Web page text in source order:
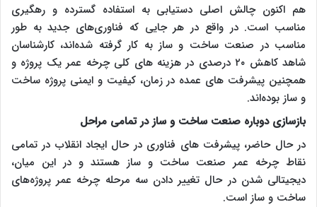
هم اکنون چالش اصلی دستیابی به استفاده گسترده و رهگیری
مناسب است. در واقع در هر جایی که فناوری‌های جدید به طور
مناسب در صنعت ساخت و ساز به کار گرفته شده‌اند، کارشناسان
شاهد کاهش ۲۰ درصدی در هزینه ‌های کلی چرخه عمر یک پروژه و
همچنین پیشرفت‌ های عمده در زمان، کیفیت و ایمنی پروژه ساخت
و ساز بوده‌اند.
بازسازی دوباره صنعت ساخت و ساز در تمامی مراحل
در حال حاضر، پیشرفت ‌های فناوری در حال ایجاد انقلاب در تمامی
نقاط چرخه عمر صنعت ساخت و ساز هستند و در این میان،
دیجیتالی شدن در حال تغییر دادن سه مرحله چرخه عمر پروژه‌های
ساخت و ساز است.